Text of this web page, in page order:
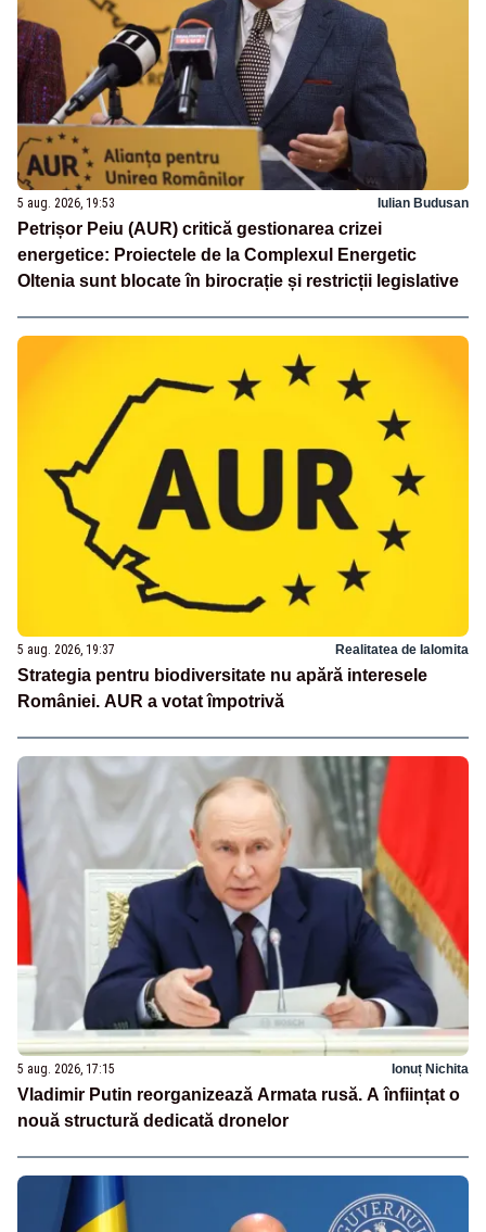
5 aug. 2026, 19:53 Iulian Budusan
Petrișor Peiu (AUR) critică gestionarea crizei
energetice: Proiectele de la Complexul Energetic
Oltenia sunt blocate în birocrație și restricții legislative
5 aug. 2026, 19:37 Realitatea de Ialomita
Strategia pentru biodiversitate nu apără interesele
României. AUR a votat împotrivă
5 aug. 2026, 17:15 Ionuț Nichita
Vladimir Putin reorganizează Armata rusă. A înființat o
nouă structură dedicată dronelor